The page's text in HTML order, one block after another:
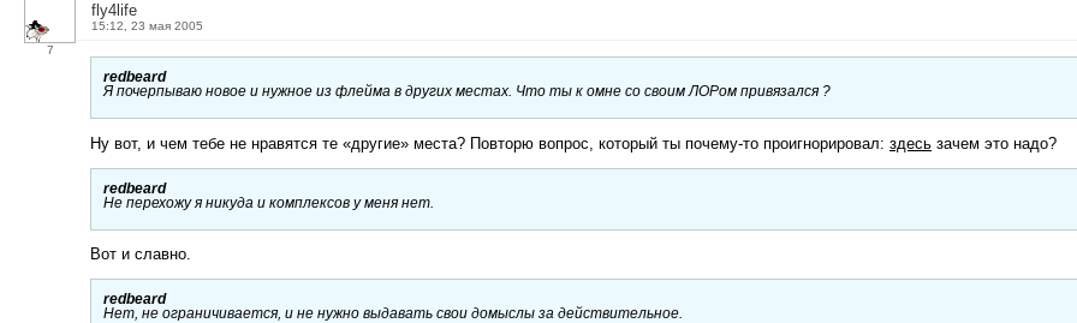
7
fly4life
15:12, 23 мая 2005
redbeard
Я почерпываю новое и нужное из флейма в других местах. Что ты к омне со своим ЛОРом привязался ?
Ну вот, и чем тебе не нравятся те «другие» места? Повторю вопрос, который ты почему-то проигнорировал: здесь зачем это надо?
redbeard
Не перехожу я никуда и комплексов у меня нет.
Вот и славно.
redbeard
Нет, не ограничивается, и не нужно выдавать свои домыслы за действительное.